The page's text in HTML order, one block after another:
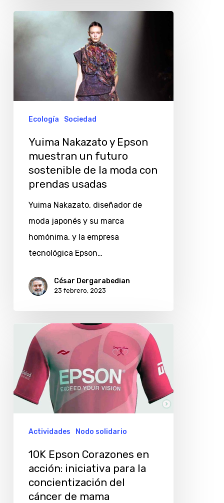
Yuima
Nakazato
futuro
prendas
usadas
Ecología Sociedad
Yuima Nakazato y Epson
muestran un futuro
sostenible de la moda con
prendas usadas
Yuima Nakazato, diseñador de
moda japonés y su marca
homónima, y la empresa
tecnológica Epson…
César Dergarabedian
23 febrero, 2023
Epson
Corazones
en
acción:
concientización
cáncer
Actividades Nodo solidario
10K Epson Corazones en
acción: iniciativa para la
concientización del
cáncer de mama